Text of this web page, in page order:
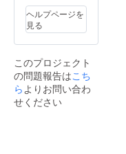
記入く
ださい
ませ。
旅行会
社様を
介し、2
ていま
す。
授業毎
の
フィー
ドバッ
入され
た個人
カルテ
配布
※詳細は
ヘルプページを
見る
このプロジェクト
の問題報告はこち
ら よりお問い合わ
せください